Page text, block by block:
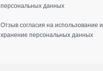
персональных данных
Отзыв согласия на использование и
хранение персональных данных